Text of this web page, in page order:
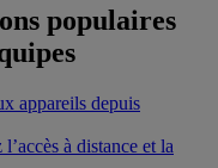
populaires
appareils depuis
à distance et la